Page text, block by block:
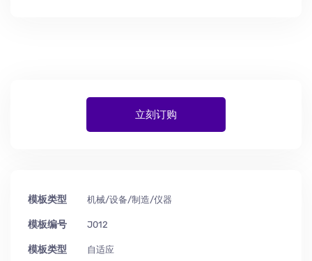
立刻订购
模板类型 机械/设备/制造/仪器
模板编号 J012
模板类型 自适应